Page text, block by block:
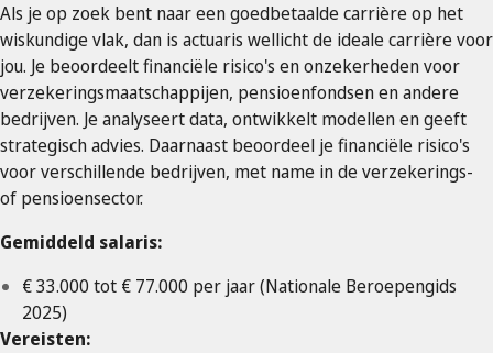
Als je op zoek bent naar een goedbetaalde carrière op het
wiskundige vlak, dan is actuaris wellicht de ideale carrière voor
jou. Je beoordeelt financiële risico's en onzekerheden voor
verzekeringsmaatschappijen, pensioenfondsen en andere
bedrijven. Je analyseert data, ontwikkelt modellen en geeft
strategisch advies. Daarnaast beoordeel je financiële risico's
voor verschillende bedrijven, met name in de verzekerings-
of pensioensector.
Gemiddeld salaris:
€ 33.000 tot € 77.000 per jaar (Nationale Beroepengids
2025)
Vereisten: